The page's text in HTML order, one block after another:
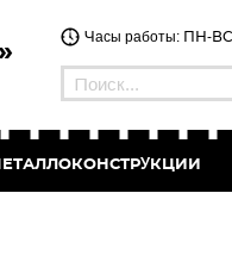
Часы работы: ПН-ВС